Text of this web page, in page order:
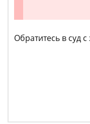
Обратитесь в суд